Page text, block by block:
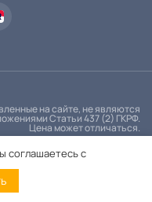
на сайте, не являются
Статьи 437 (2) ГКРФ.
Цена может отличаться.
соглашаетесь с